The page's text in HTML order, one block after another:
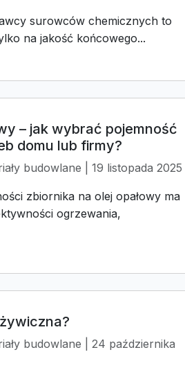
surowców chemicznych to
na jakość końcowego...
– jak wybrać pojemność
domu lub firmy?
budowlane | 19 listopada 2025
zbiornika na olej opałowy ma
ogrzewania,
budowlane | 24 października